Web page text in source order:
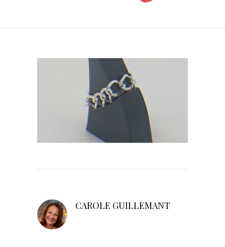
CAROLE GUILLEMANT